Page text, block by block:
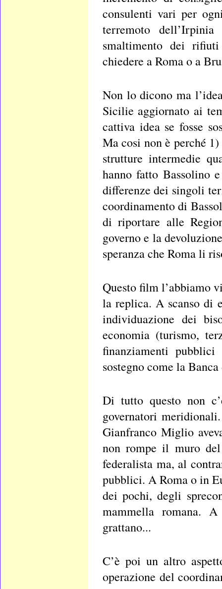
consulenti vari per
terremoto
smaltimento dei
chiedere a Roma o a
Non lo dicono ma
Sicilie aggiornato ai
cattiva idea se fosse
Ma cosi non è perché
strutture intermedie
hanno fatto Bassolino
differenze dei singoli
coordinamento di
di riportare alle
governo e la
speranza che Roma li
Questo film l’abbiamo
la replica. A scanso di
individuazione dei
economia (turismo,
finanziamenti
sostegno come la
Di tutto questo non
governatori
Gianfranco Miglio
non rompe il muro del
federalista ma, al
pubblici. A Roma o in
dei pochi, degli
mammella romana.
grattano...
C’è poi un altro
operazione del